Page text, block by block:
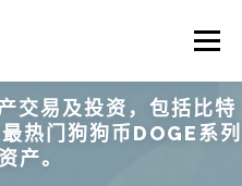
Menu
欧意APP下载
交易及投资，包括比特
热门狗狗币DOGE系列
产。